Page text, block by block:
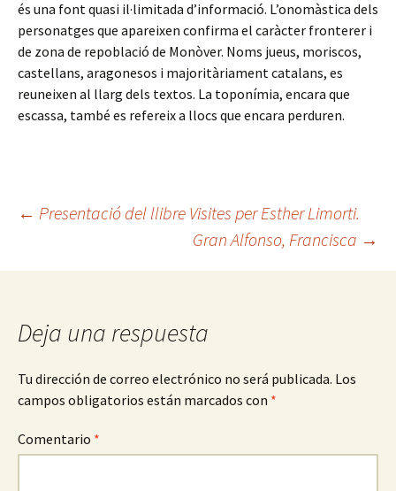
és una font quasi il·limitada d’informació. L’onomàstica dels
personatges que apareixen confirma el caràcter fronterer i
de zona de repoblació de Monòver. Noms jueus, moriscos,
castellans, aragonesos i majoritàriament catalans, es
reuneixen al llarg dels textos. La toponímia, encara que
escassa, també es refereix a llocs que encara perduren.
Navegación
de
entradas
← Presentació del llibre Visites per Esther Limorti.
Gran Alfonso, Francisca →
Deja una respuesta
Tu dirección de correo electrónico no será publicada. Los
campos obligatorios están marcados con *
Comentario *